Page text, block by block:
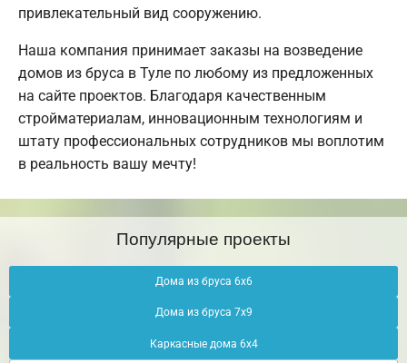
привлекательный вид сооружению.
Наша компания принимает заказы на возведение
домов из бруса в Туле по любому из предложенных
на сайте проектов. Благодаря качественным
стройматериалам, инновационным технологиям и
штату профессиональных сотрудников мы воплотим
в реальность вашу мечту!
Популярные проекты
Дома из бруса 6х6
Дома из бруса 7х9
Каркасные дома 6х4